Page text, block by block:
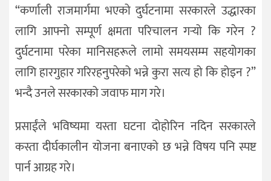
“कर्णाली राजमार्गमा भएको दुर्घटनामा सरकारले उद्धारका
लागि आफ्नो सम्पूर्ण क्षमता परिचालन गर्‍यो कि गरेन ?
दुर्घटनामा परेका मानिसहरूले लामो समयसम्म सहयोगका
लागि हारगुहार गरिरहनुपरेको भन्ने कुरा सत्य हो कि होइन ?”
भन्दै उनले सरकारको जवाफ माग गरे।
प्रसाईंले भविष्यमा यस्ता घटना दोहोरिन नदिन सरकारले
कस्ता दीर्घकालीन योजना बनाएको छ भन्ने विषय पनि स्पष्ट
पार्न आग्रह गरे।